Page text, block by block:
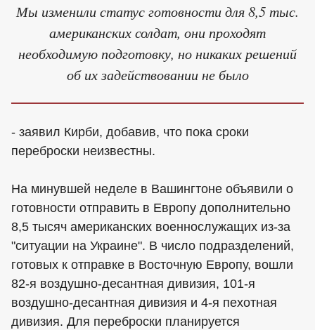
Мы изменили статус готовности для 8,5 тыс.
американских солдат, они проходят
необходимую подготовку, но никаких решений
об их задействовании не было
- заявил Кирби, добавив, что пока сроки
переброски неизвестны.
На минувшей неделе в Вашингтоне объявили о
готовности отправить в Европу дополнительно
8,5 тысяч американских военнослужащих из-за
"ситуации на Украине". В число подразделений,
готовых к отправке в Восточную Европу, вошли
82-я воздушно-десантная дивизия, 101-я
воздушно-десантная дивизия и 4-я пехотная
дивизия. Для переброски планируется